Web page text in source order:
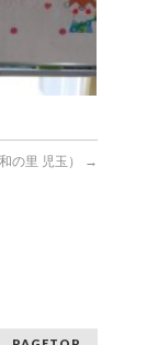
和の里 児玉） →